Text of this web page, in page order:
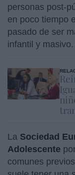
personas post-
en poco tiempo
pasado de ser
infantil y masivo.
La Sociedad
Adolescente
comunes